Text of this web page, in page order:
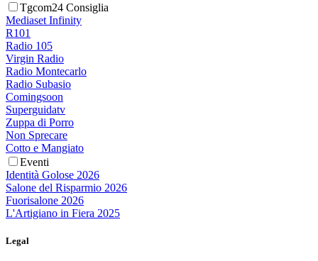
Tgcom24 Consiglia
Mediaset Infinity
R101
Radio 105
Virgin Radio
Radio Montecarlo
Radio Subasio
Comingsoon
Superguidatv
Zuppa di Porro
Non Sprecare
Cotto e Mangiato
Eventi
Identità Golose 2026
Salone del Risparmio 2026
Fuorisalone 2026
L'Artigiano in Fiera 2025
Legal